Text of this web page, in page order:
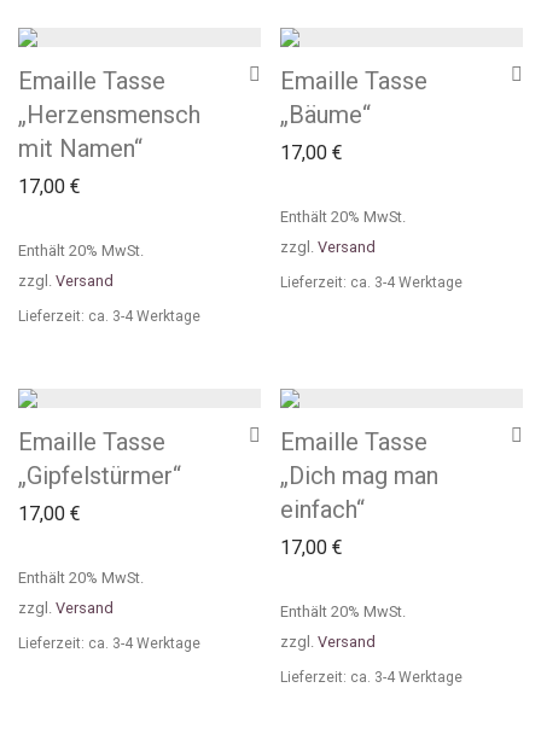
Emaille Tasse
„Herzensmensch
mit Namen“
17,00 €
Enthält 20% MwSt.
zzgl. Versand
Lieferzeit: ca. 3-4 Werktage
Emaille Tasse
„Bäume“
17,00 €
Enthält 20% MwSt.
zzgl. Versand
Lieferzeit: ca. 3-4 Werktage
Emaille Tasse
„Gipfelstürmer“
17,00 €
Enthält 20% MwSt.
zzgl. Versand
Lieferzeit: ca. 3-4 Werktage
Emaille Tasse
„Dich mag man
einfach“
17,00 €
Enthält 20% MwSt.
zzgl. Versand
Lieferzeit: ca. 3-4 Werktage